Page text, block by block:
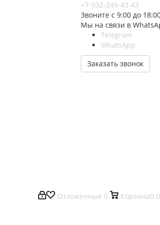
+7-932-249-43-43
Звоните с 9:00 до
Мы на связи в
Telegram
WhatsApp
Заказать звонок
Отложенные 0 Корзина0 0